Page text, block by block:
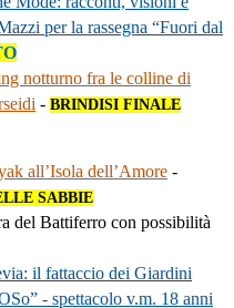
per la rassegna “Fuori dal
notturno fra le colline di
- BRINDISI FINALE
all’Isola dell’Amore -
SABBIE
del Battiferro con possibilità
il fattaccio dei Giardini
- spettacolo v.m. 18 anni